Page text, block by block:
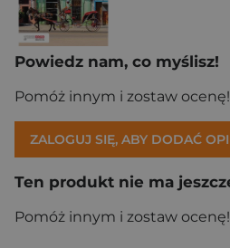
Powiedz nam, co myślisz!
Pomóż innym i zostaw ocenę!
ZALOGUJ SIĘ, ABY DODAĆ
Ten produkt nie ma
Pomóż innym i zostaw ocenę!